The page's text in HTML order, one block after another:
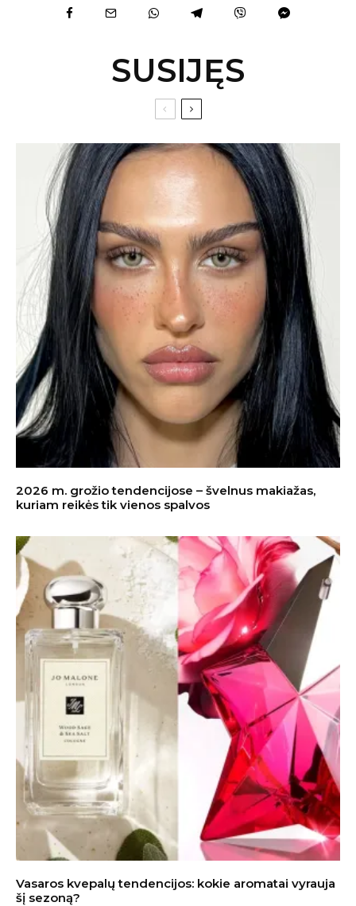
SUSIJĘS
2026 m. grožio tendencijose – švelnus makiažas,
kuriam reikės tik vienos spalvos
Vasaros kvepalų tendencijos: kokie aromatai vyrauja
šį sezoną?